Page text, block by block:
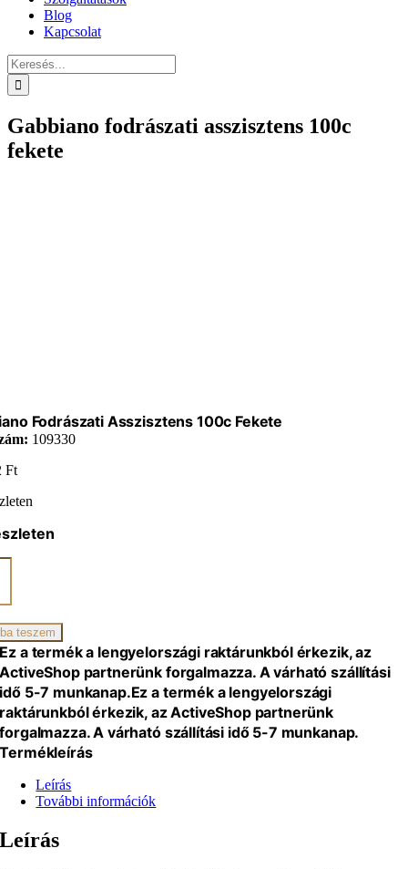
Blog
Kapcsolat
Keresés...
Gabbiano fodrászati asszisztens 100c
fekete
Fodrászati Asszisztens 100c Fekete
109330
Ft
teszem
Ez a termék a lengyelországi raktárunkból érkezik, az
ActiveShop partnerünk forgalmazza. A várható szállítási
idő 5-7 munkanap.Ez a termék a lengyelországi
raktárunkból érkezik, az ActiveShop partnerünk
forgalmazza. A várható szállítási idő 5-7 munkanap.
Termékleírás
Leírás
További információk
Leírás